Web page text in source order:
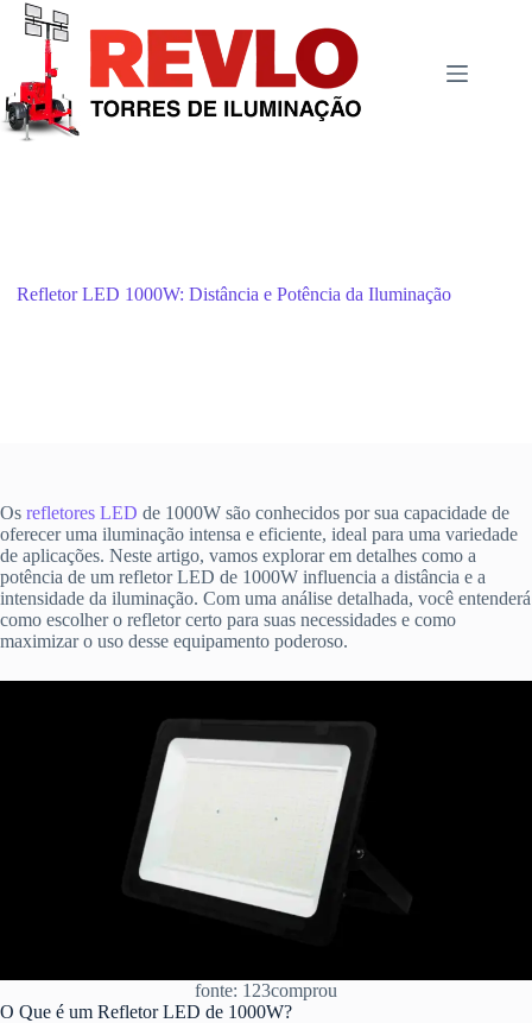
Pular
para
conteúdo
Refletor LED 1000W: Distância e Potência da Iluminação
Os refletores LED de 1000W são conhecidos por sua capacidade de
oferecer uma iluminação intensa e eficiente, ideal para uma variedade
de aplicações. Neste artigo, vamos explorar em detalhes como a
potência de um refletor LED de 1000W influencia a distância e a
intensidade da iluminação. Com uma análise detalhada, você entenderá
como escolher o refletor certo para suas necessidades e como
maximizar o uso desse equipamento poderoso.
fonte: 123comprou
O Que é um Refletor LED de 1000W?